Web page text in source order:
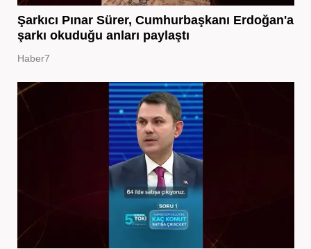
Şarkıcı Pınar Sürer, Cumhurbaşkanı Erdoğan'a
şarkı okuduğu anları paylaştı
Haber7